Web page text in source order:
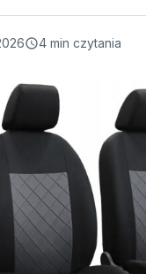
4 min czytania